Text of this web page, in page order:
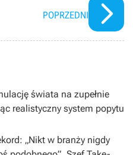
POPRZEDNI
świata na zupełnie
realistyczny system popytu
„Nikt w branży nigdy